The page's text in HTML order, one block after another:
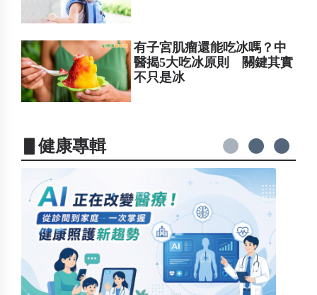
有子宮肌瘤還能吃冰嗎？中
醫揭5大吃冰原則 關鍵其實
不只是冰
▋健康專輯